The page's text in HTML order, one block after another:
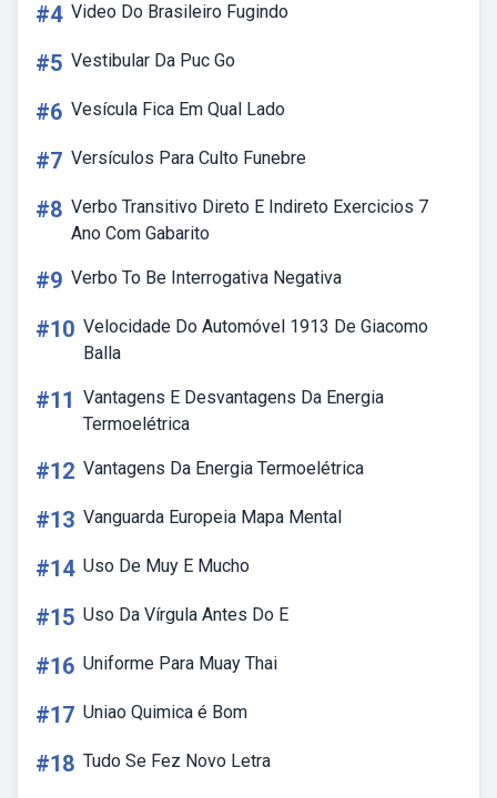
#4 Video Do Brasileiro Fugindo
#5 Vestibular Da Puc Go
#6 Vesícula Fica Em Qual Lado
#7 Versículos Para Culto Funebre
#8 Verbo Transitivo Direto E Indireto Exercicios 7
Ano Com Gabarito
#9 Verbo To Be Interrogativa Negativa
#10 Velocidade Do Automóvel 1913 De Giacomo
Balla
#11 Vantagens E Desvantagens Da Energia
Termoelétrica
#12 Vantagens Da Energia Termoelétrica
#13 Vanguarda Europeia Mapa Mental
#14 Uso De Muy E Mucho
#15 Uso Da Vírgula Antes Do E
#16 Uniforme Para Muay Thai
#17 Uniao Quimica é Bom
#18 Tudo Se Fez Novo Letra